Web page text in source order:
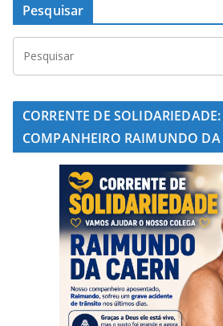
Pesquisar
CORRENTE DE
COMPANHEIRO RAIMUNDO DA